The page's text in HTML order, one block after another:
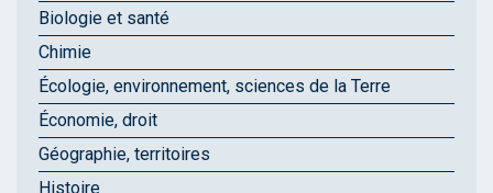
Biologie et santé
Chimie
Écologie, environnement, sciences de la Terre
Économie, droit
Géographie, territoires
Histoire